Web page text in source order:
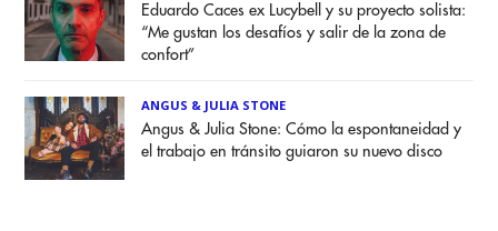
Eduardo Caces ex Lucybell y su proyecto solista:
“Me gustan los desafíos y salir de la zona de
confort”
ANGUS & JULIA STONE
Angus & Julia Stone: Cómo la espontaneidad y
el trabajo en tránsito guiaron su nuevo disco